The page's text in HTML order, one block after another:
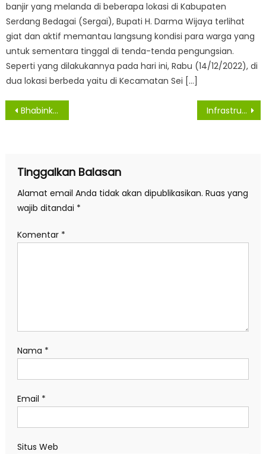
banjir yang melanda di beberapa lokasi di Kabupaten
Serdang Bedagai (Sergai), Bupati H. Darma Wijaya terlihat
giat dan aktif memantau langsung kondisi para warga yang
untuk sementara tinggal di tenda-tenda pengungsian.
Seperti yang dilakukannya pada hari ini, Rabu (14/12/2022), di
dua lokasi berbeda yaitu di Kecamatan Sei […]
Navigasi
Bhabinkamtibmas Polres Simalungun Selesaikan Permasalahan Perkelahian Dengan Problem Solving Infrastruktur dan Adaptasi Teknologi Jadi Faktor Pembangunan Pertanian Sergai
Tinggalkan Balasan
Alamat email Anda tidak akan dipublikasikan. Ruas yang
wajib ditandai *
Komentar *
Nama *
Email *
Situs Web